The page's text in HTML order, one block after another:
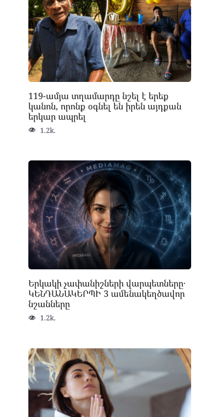
119-ամյա տղամարդը նշել է երեք
կանոն, որոնք օգնել են իրեն այդքան
երկար ապրել
1.2k.
Երկակի չափանիշների վարպետները․
ԿԵՆԴԱՆԱԿԵՐՊԻ 3 ամենակեղծավոր
նշանները
1.2k.